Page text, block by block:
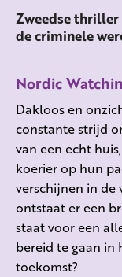
Zweedse thriller
de criminele
Nordic
Dakloos en
constante strijd
van een echt
koerier op hun
verschijnen in de
ontstaat er een
staat voor een
bereid te gaan in
toekomst?